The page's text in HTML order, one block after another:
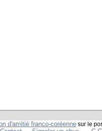
d'amitié franco-coréenne sur le